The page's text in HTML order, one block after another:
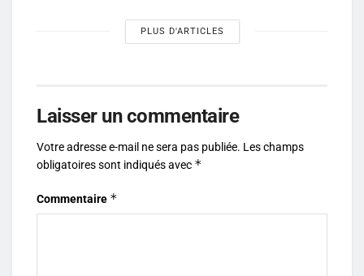
PLUS D'ARTICLES
Laisser un commentaire
Votre adresse e-mail ne sera pas publiée. Les champs
obligatoires sont indiqués avec *
Commentaire *